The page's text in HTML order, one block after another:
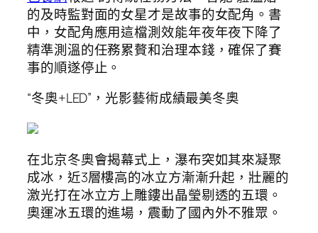
的及時監對面的女星才是故事的女配角。書
中，女配角應用這檔測效能年夜年夜下降了
精準測溫的任務累贅和治理本錢，確保了賽
事的順遂停止。
“冬奧+LED”，光影藝術成績最美冬奧
在北京冬奧會揭幕式上，瀑布突如其來凝聚
成冰，近3層樓高的冰立方漸漸升起，壯麗的
激光打在冰立方上雕鏤出晶瑩剔透的五環。
奧運冰五環的進場，震動了國內外不雅眾。